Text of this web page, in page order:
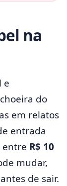
na
e
do
em relatos
entrada
entre R$ 10
mudar,
de sair.